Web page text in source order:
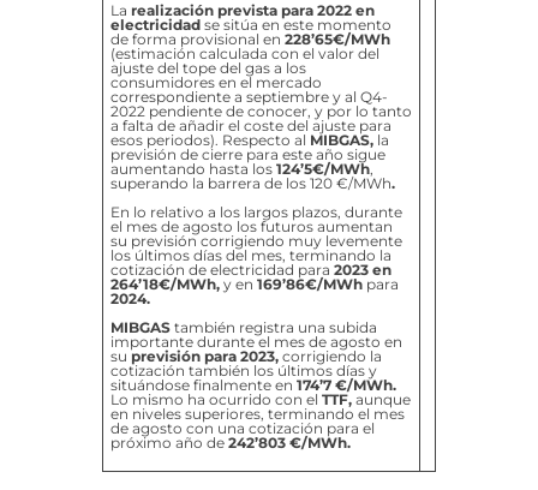
La realización prevista para 2022 en
electricidad se sitúa en este momento
de forma provisional en 228’65€/MWh
(estimación calculada con el valor del
ajuste del tope del gas a los
consumidores en el mercado
correspondiente a septiembre y al Q4-
2022 pendiente de conocer, y por lo tanto
a falta de añadir el coste del ajuste para
esos periodos). Respecto al MIBGAS,la
previsión de cierre para este año sigue
aumentando hasta los124’5€/MWh,
superando la barrera de los 120 €/MWh.
En lo relativo a los largos plazos, durante
el mes de agosto los futuros aumentan
su previsión corrigiendo muy levemente
los últimos días del mes, terminando la
cotización de electricidad para 2023 en
264’18€/MWh, y en 169’86€/MWh para
2024.
MIBGAStambién registra una subida
importante durante el mes de agosto en
su previsión para 2023, corrigiendo la
cotización también los últimos días y
situándose finalmente en 174’7 €/MWh.
Lo mismo ha ocurrido con el TTF, aunque
en niveles superiores, terminando el mes
de agosto con una cotización para el
próximo año de242’803 €/MWh.